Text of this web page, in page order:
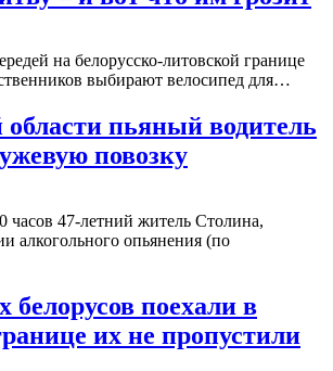
на белорусско-литовской границе
выбирают велосипед для…
области пьяный водитель
повозку
часов 47-летний житель Столина,
алкогольного опьянения (по
белорусов поехали в
их не пропустили